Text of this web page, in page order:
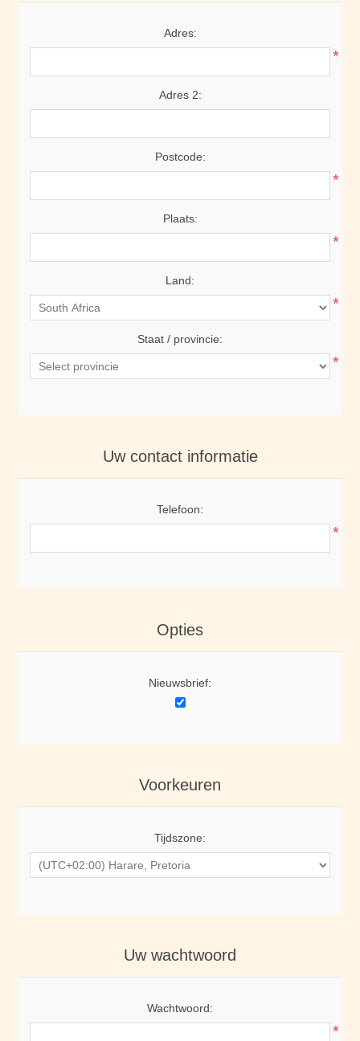
Adres:
*
Adres 2:
Postcode:
*
Plaats:
*
Land:
*
Staat / provincie:
*
Uw contact informatie
Telefoon:
*
Opties
Nieuwsbrief:
Voorkeuren
Tijdszone:
Uw wachtwoord
Wachtwoord:
*